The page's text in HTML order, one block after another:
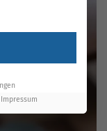
Impressum